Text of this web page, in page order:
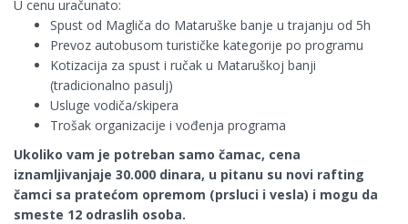
U cenu uračunato:
Spust od Magliča do Mataruške banje u trajanju od 5h
Prevoz autobusom turističke kategorije po programu
Kotizacija za spust i ručak u Mataruškoj banji
(tradicionalno pasulj)
Usluge vodiča/skipera
Trošak organizacije i vođenja programa
Ukoliko vam je potreban samo čamac, cena
iznamljivanjaje 30.000 dinara, u pitanu su novi rafting
čamci sa pratećom opremom (prsluci i vesla) i mogu da
smeste 12 odraslih osoba.